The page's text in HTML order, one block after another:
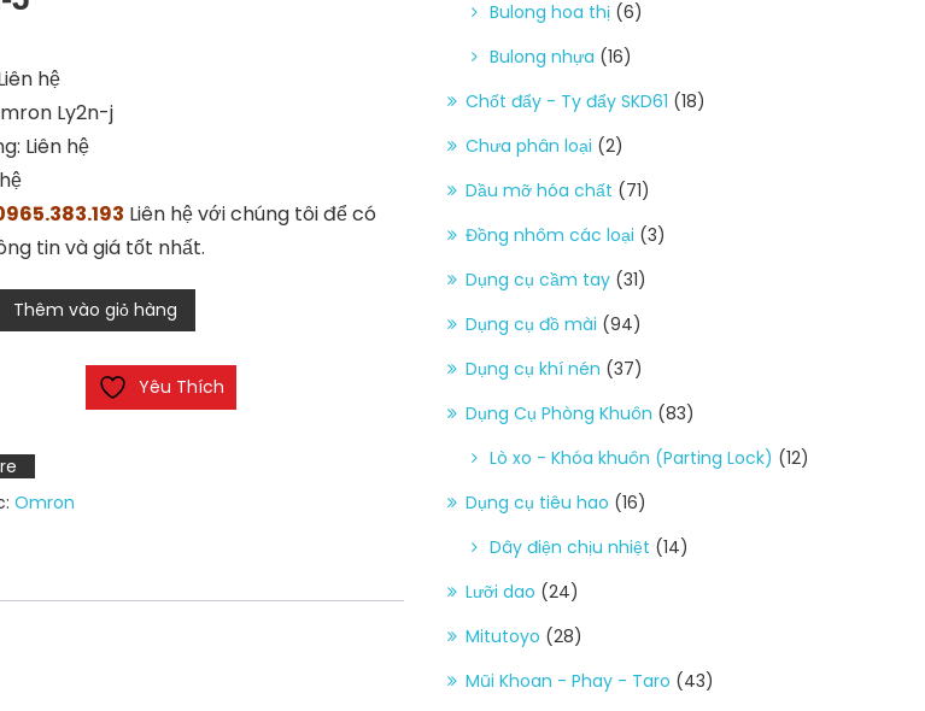
hệ
Ly2n-j
Liên hệ
Liên hệ với chúng tôi để có
tin và giá tốt nhất.
Thêm vào giỏ hàng
Yêu Thích
Omron
Bulong hoa thị (6)
Bulong nhựa (16)
Chốt đẩy - Ty đẩy SKD61 (18)
Chưa phân loại (2)
Dầu mỡ hóa chất (71)
Đồng nhôm các loại (3)
Dụng cụ cầm tay (31)
Dụng cụ đồ mài (94)
Dụng cụ khí nén (37)
Dụng Cụ Phòng Khuôn (83)
Lò xo - Khóa khuôn (Parting Lock) (12)
Dụng cụ tiêu hao (16)
Dây điện chịu nhiệt (14)
Lưỡi dao (24)
Mitutoyo (28)
Mũi Khoan - Phay - Taro (43)